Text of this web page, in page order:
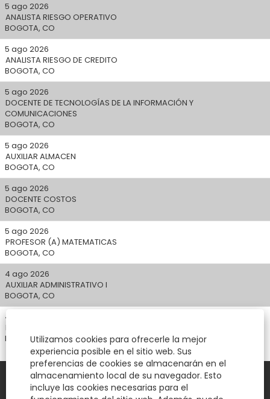
Utilizamos cookies para ofrecerle la mejor
experiencia posible en el sitio web. Sus
preferencias de cookies se almacenarán en el
almacenamiento local de su navegador. Esto
incluye las cookies necesarias para el
5 ago 2026
ANALISTA RIESGO OPERATIVO
BOGOTA, CO
5 ago 2026
ANALISTA RIESGO DE CREDITO
BOGOTA, CO
5 ago 2026
DOCENTE DE TECNOLOGÍAS DE LA INFORMACIÓN Y
COMUNICACIONES
BOGOTA, CO
5 ago 2026
AUXILIAR ALMACEN
BOGOTA, CO
5 ago 2026
DOCENTE COSTOS
BOGOTA, CO
5 ago 2026
PROFESOR (A) MATEMATICAS
BOGOTA, CO
4 ago 2026
AUXILIAR ADMINISTRATIVO I
BOGOTA, CO
4 ago 2026
EJECUTIVO DE CUENTA INSTITUCIONAL (SALUD)
BOGOTÁ D.C., CO